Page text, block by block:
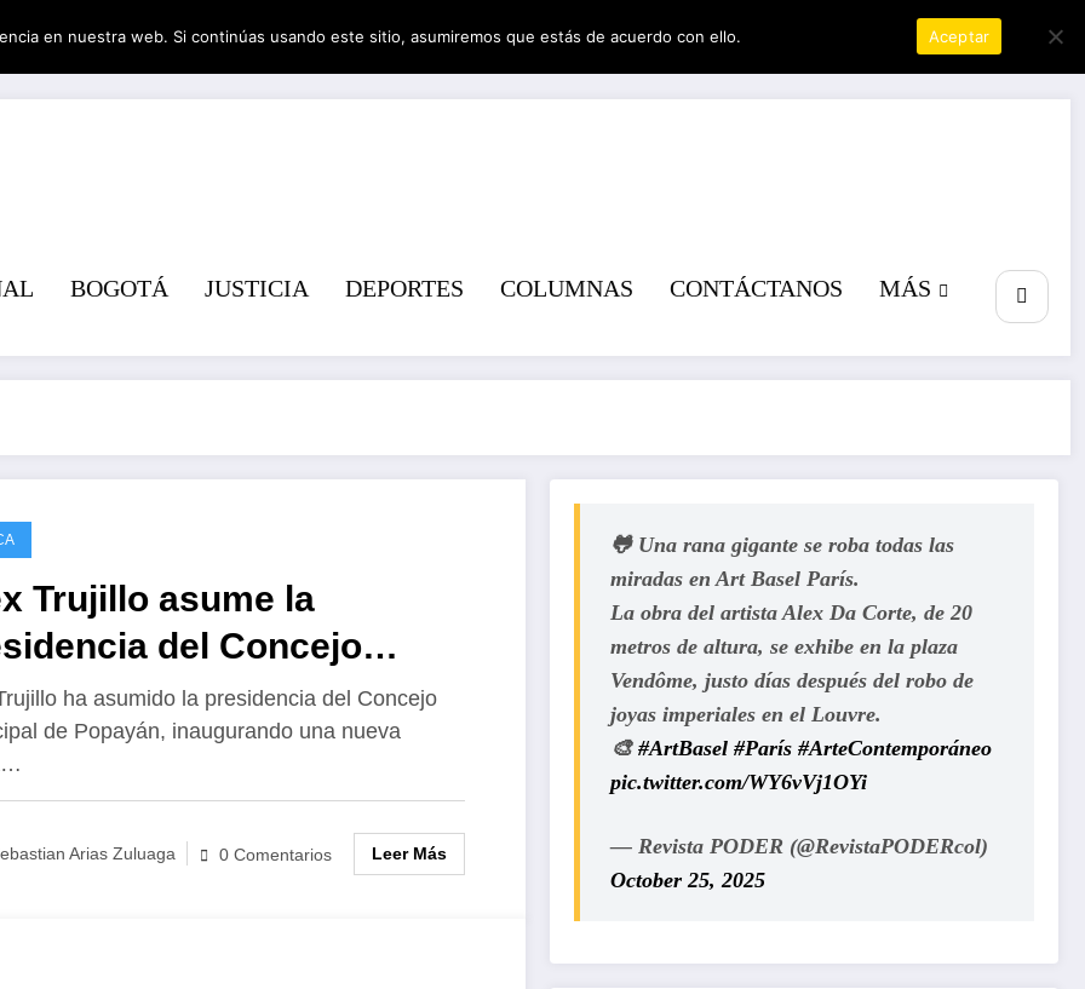
BOGOTÁ JUSTICIA DEPORTES COLUMNAS CONTÁCTANOS MÁS
Trujillo asume la
del Concejo
de Popayán
ha asumido la presidencia del Concejo
de Popayán, inaugurando una nueva
Arias Zuluaga 0 Comentarios Leer Más
🐸 Una rana gigante se roba todas las
miradas en Art Basel París.
La obra del artista Alex Da Corte, de 20
metros de altura, se exhibe en la plaza
Vendôme, justo días después del robo de
joyas imperiales en el Louvre.
🎨#ArtBasel #París #ArteContemporáneo
pic.twitter.com/WY6vVj1OYi
— Revista PODER (@RevistaPODERcol)
October 25, 2025
en nuestra web. Si continúas usando este sitio, asumiremos que estás de acuerdo con ello. Aceptar